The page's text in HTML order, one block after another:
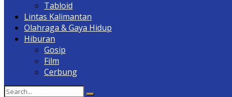
Tabloid
Lintas Kalimantan
Olahraga & Gaya Hidup
Hiburan
Gosip
Film
Cerbung